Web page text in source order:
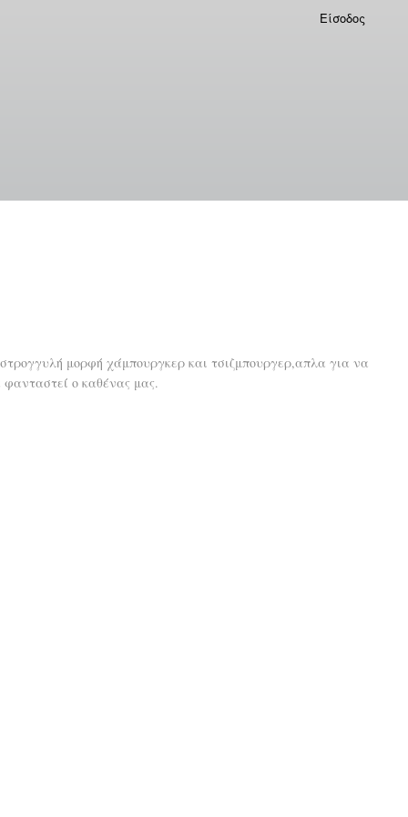
Είσοδος
μορφή χάμπουργκερ και τσιζμπουργερ,απλα για να
ο καθένας μας.